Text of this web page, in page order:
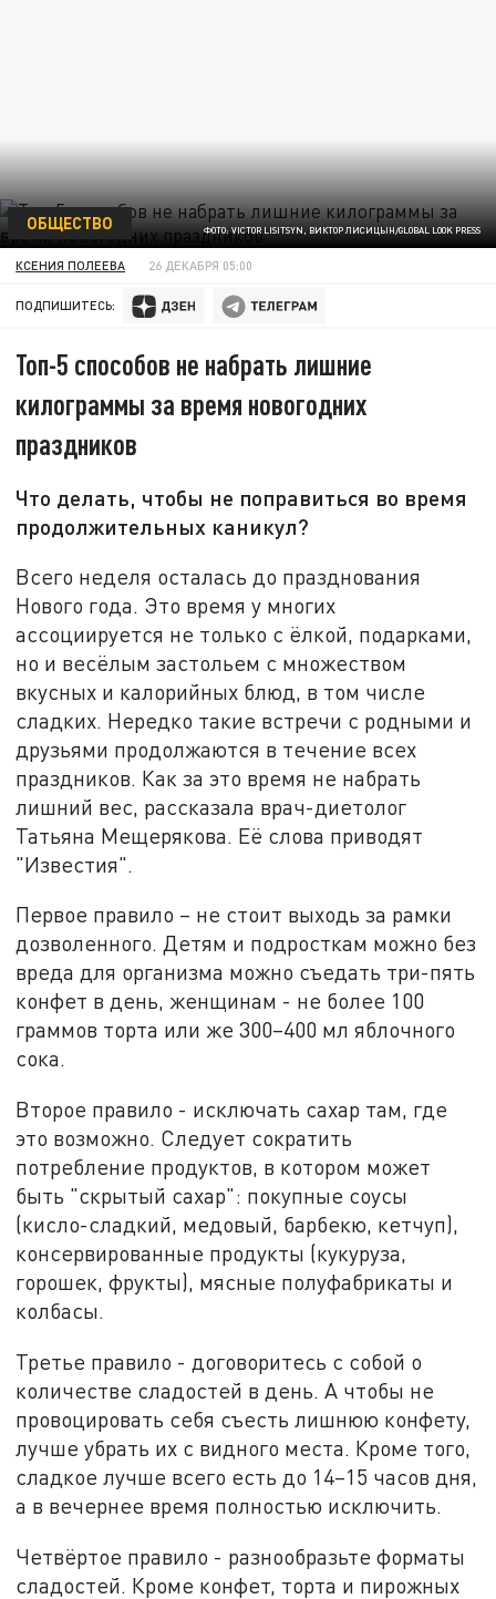
ФОТО: VICTOR LISITSYN, ВИКТОР ЛИСИЦЫН/GLOBAL LOOK PRESS
ОБЩЕСТВО
КСЕНИЯ ПОЛЕЕВА 26 ДЕКАБРЯ 05:00
ПОДПИШИТЕСЬ:
Топ-5 способов не набрать лишние
килограммы за время новогодних
праздников
Что делать, чтобы не поправиться во время
продолжительных каникул?
Всего неделя осталась до празднования
Нового года. Это время у многих
ассоциируется не только с ёлкой, подарками,
но и весёлым застольем с множеством
вкусных и калорийных блюд, в том числе
сладких. Нередко такие встречи с родными и
друзьями продолжаются в течение всех
праздников. Как за это время не набрать
лишний вес, рассказала врач-диетолог
Татьяна Мещерякова. Её слова приводят
"Известия".
Первое правило – не стоит выходь за рамки
дозволенного. Детям и подросткам можно без
вреда для организма можно съедать три-пять
конфет в день, женщинам - не более 100
граммов торта или же 300–400 мл яблочного
сока.
Второе правило - исключать сахар там, где
это возможно. Следует сократить
потребление продуктов, в котором может
быть "скрытый сахар": покупные соусы
(кисло-сладкий, медовый, барбекю, кетчуп),
консервированные продукты (кукуруза,
горошек, фрукты), мясные полуфабрикаты и
колбасы.
Третье правило - договоритесь с собой о
количестве сладостей в день. А чтобы не
провоцировать себя съесть лишнюю конфету,
лучше убрать их с видного места. Кроме того,
сладкое лучше всего есть до 14–15 часов дня,
а в вечернее время полностью исключить.
Четвёртое правило - разнообразьте форматы
сладостей. Кроме конфет, торта и пирожных